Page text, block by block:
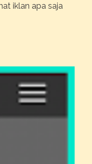
iklan apa saja